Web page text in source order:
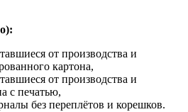
от производства и
картона,
от производства и
с печатью,
без переплётов и корешков.